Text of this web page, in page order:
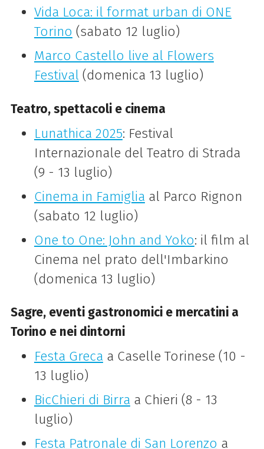
Vida Loca: il format urban di ONE
Torino (sabato 12 luglio)
Marco Castello live al Flowers
Festival (domenica 13 luglio)
Teatro, spettacoli e cinema
Lunathica 2025: Festival
Internazionale del Teatro di Strada
(9 - 13 luglio)
Cinema in Famiglia al Parco Rignon
(sabato 12 luglio)
One to One: John and Yoko: il film al
Cinema nel prato dell'Imbarkino
(domenica 13 luglio)
Sagre, eventi gastronomici e mercatini a
Torino e nei dintorni
Festa Greca a Caselle Torinese (10 -
13 luglio)
BicChieri di Birra a Chieri (8 - 13
luglio)
Festa Patronale di San Lorenzo a